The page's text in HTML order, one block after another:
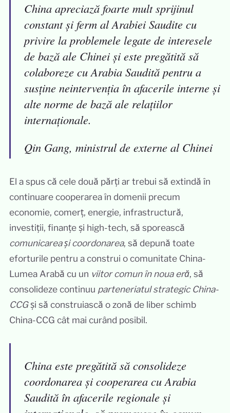
China apreciază foarte mult sprijinul
constant și ferm al Arabiei Saudite cu
privire la problemele legate de interesele
de bază ale Chinei și este pregătită să
colaboreze cu Arabia Saudită pentru a
susține neintervenția în afacerile interne și
alte norme de bază ale relațiilor
internaționale.
Qin Gang, ministrul de externe al Chinei
El a spus că cele două părți ar trebui să extindă în
continuare cooperarea în domenii precum
economie, comerț, energie, infrastructură,
investiții, finanțe și high-tech, să sporească
comunicarea și coordonarea, să depună toate
eforturile pentru a construi o comunitate China-
Lumea Arabă cu un viitor comun în noua eră, să
consolideze continuu parteneriatul strategic China-
CCGși să construiască o zonă de liber schimb
China-CCG cât mai curând posibil.
China este pregătită să consolideze
coordonarea și cooperarea cu Arabia
Saudită în afacerile regionale și